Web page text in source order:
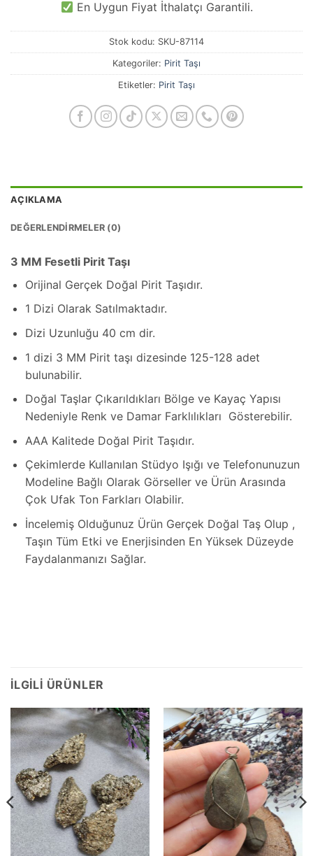
En Uygun Fiyat İthalatçı Garantili.
Stok kodu: SKU-87114
Kategoriler: Pirit Taşı
Etiketler: Pirit Taşı
AÇIKLAMA
DEĞERLENDIRMELER (0)
3 MM Fesetli Pirit Taşı
Orijinal Gerçek Doğal Pirit Taşıdır.
1 Dizi Olarak Satılmaktadır.
Dizi Uzunluğu 40 cm dir.
1 dizi 3 MM Pirit taşı dizesinde 125-128 adet
bulunabilir.
Doğal Taşlar Çıkarıldıkları Bölge ve Kayaç Yapısı
Nedeniyle Renk ve Damar Farklılıkları Gösterebilir.
AAA Kalitede Doğal Pirit Taşıdır.
Çekimlerde Kullanılan Stüdyo Işığı ve Telefonunuzun
Modeline Bağlı Olarak Görseller ve Ürün Arasında
Çok Ufak Ton Farkları Olabilir.
İncelemiş Olduğunuz Ürün Gerçek Doğal Taş Olup ,
Taşın Tüm Etki ve Enerjisinden En Yüksek Düzeyde
Faydalanmanızı Sağlar.
İLGILI ÜRÜNLER